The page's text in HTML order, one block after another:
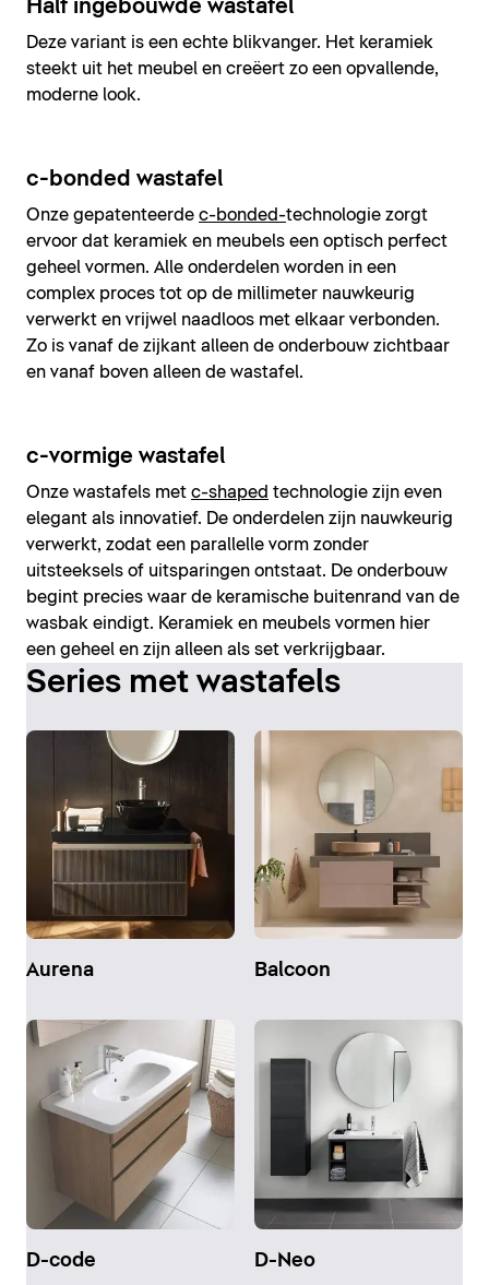
Half ingebouwde wastafel
Deze variant is een echte blikvanger. Het keramiek
steekt uit het meubel en creëert zo een opvallende,
moderne look.
c-bonded wastafel
Onze gepatenteerde c-bonded-technologie zorgt
ervoor dat keramiek en meubels een optisch perfect
geheel vormen. Alle onderdelen worden in een
complex proces tot op de millimeter nauwkeurig
verwerkt en vrijwel naadloos met elkaar verbonden.
Zo is vanaf de zijkant alleen de onderbouw zichtbaar
en vanaf boven alleen de wastafel.
c-vormige wastafel
Onze wastafels met c-shaped technologie zijn even
elegant als innovatief. De onderdelen zijn nauwkeurig
verwerkt, zodat een parallelle vorm zonder
uitsteeksels of uitsparingen ontstaat. De onderbouw
begint precies waar de keramische buitenrand van de
wasbak eindigt. Keramiek en meubels vormen hier
een geheel en zijn alleen als set verkrijgbaar.
Series met wastafels
Aurena Balcoon
D-code D-Neo